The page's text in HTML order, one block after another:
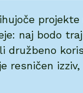
naj bodo
družbeno
resničen